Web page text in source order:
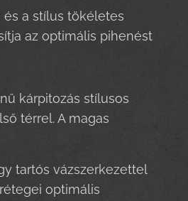
és a stílus tökéletes
az optimális pihenést
kárpitozás stílusos
térrel. A magas
tartós vázszerkezettel
optimális